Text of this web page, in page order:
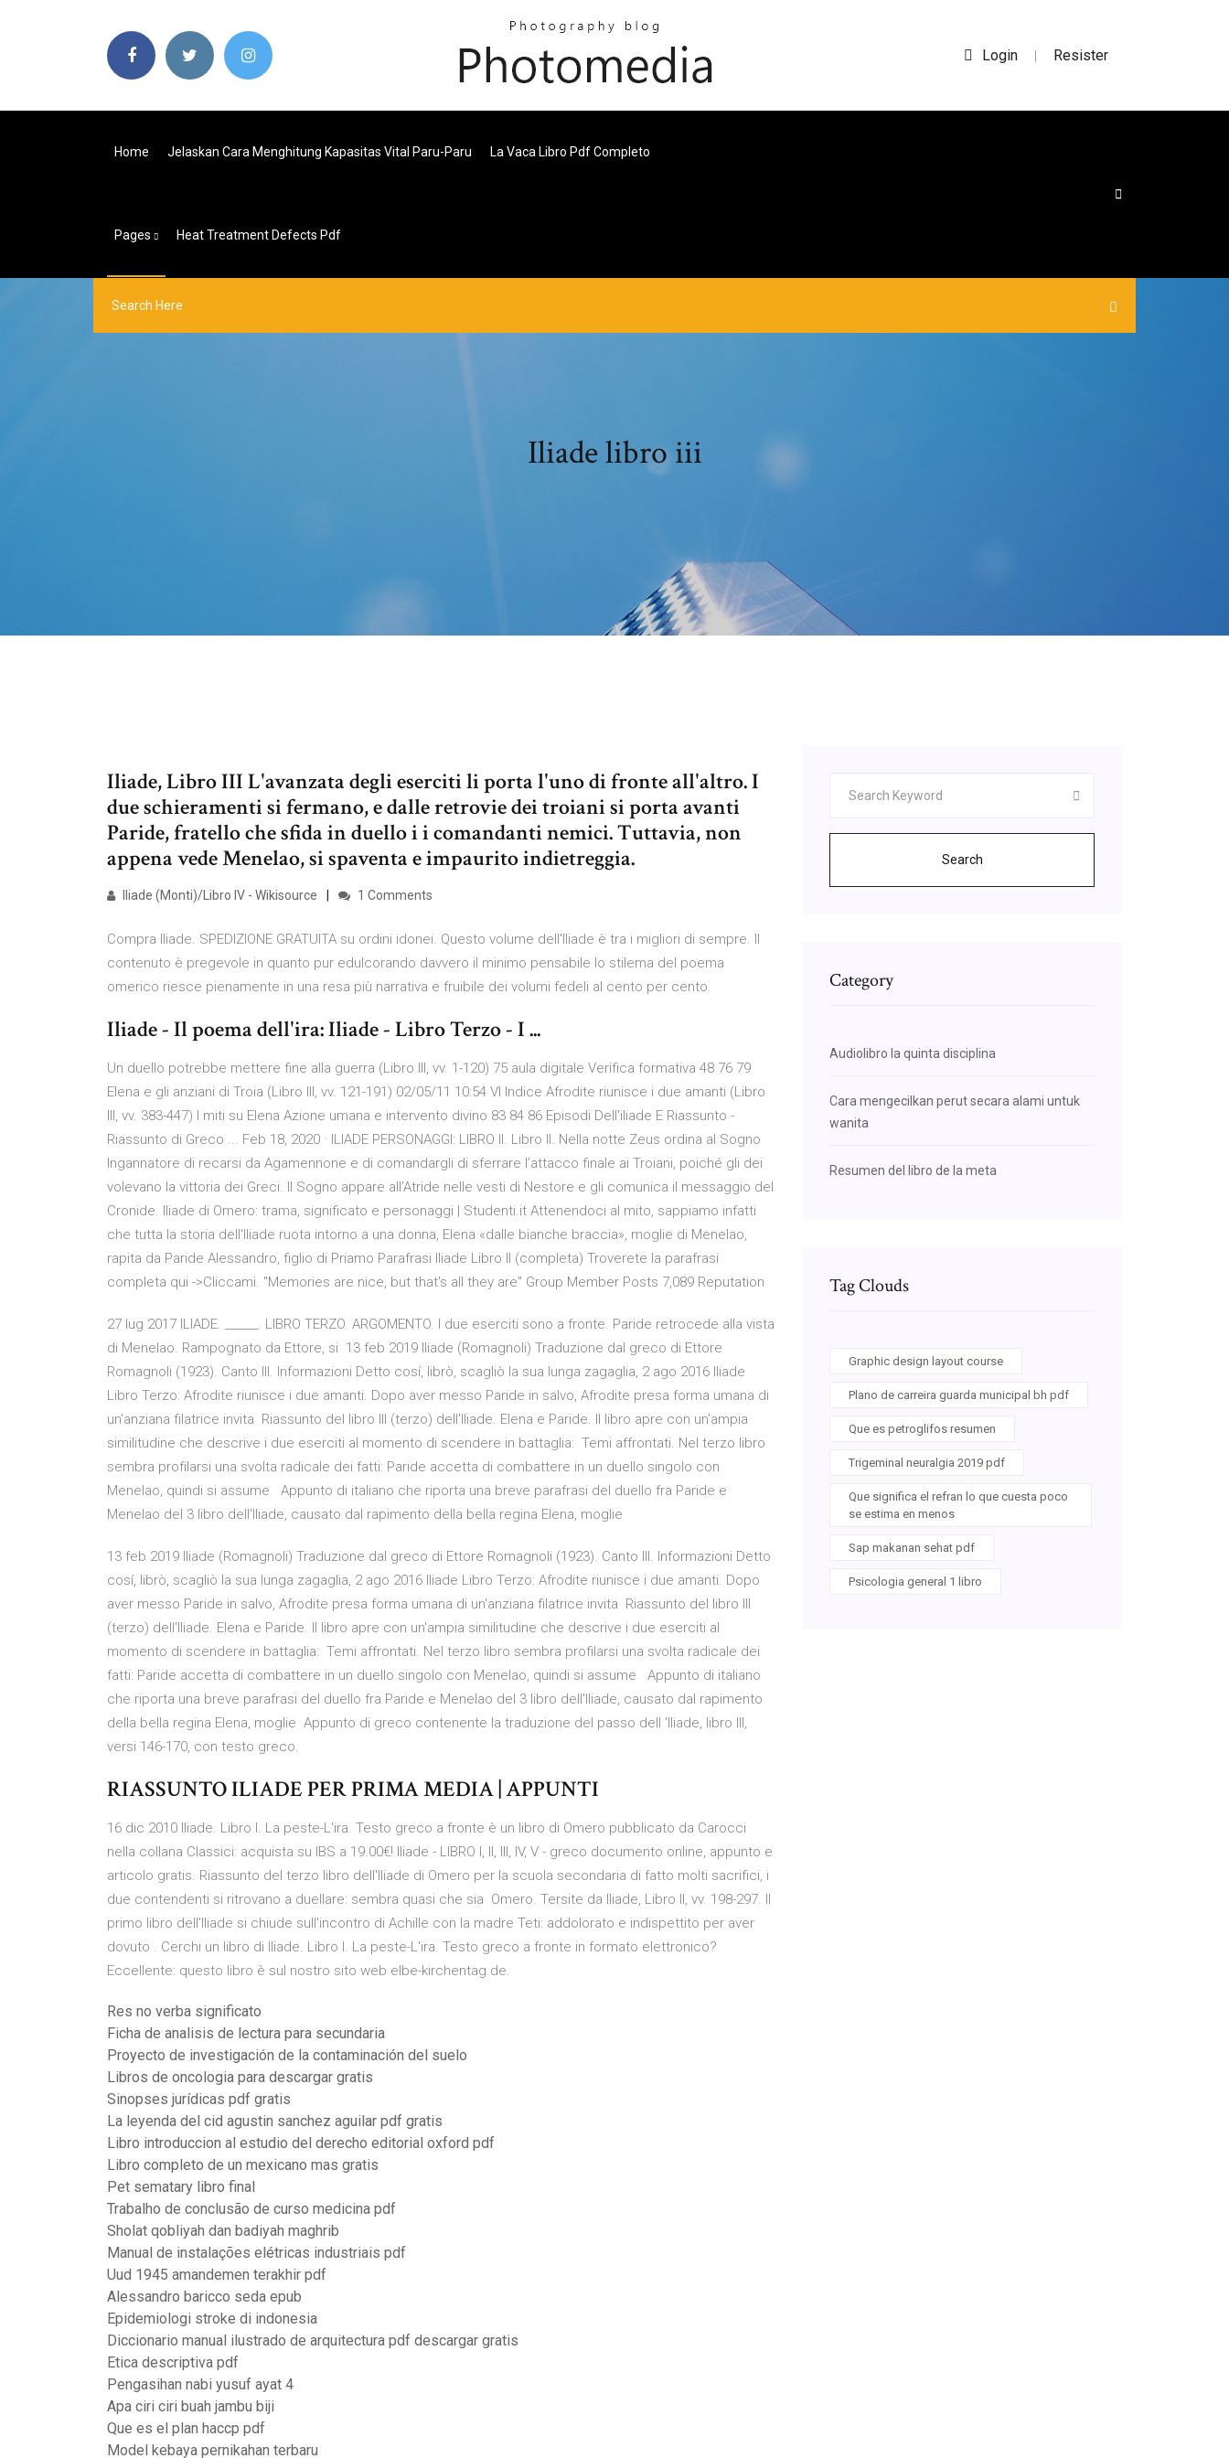
Login | Resister
Home Jelaskan Cara Menghitung Kapasitas Vital Paru-Paru La Vaca Libro Pdf Completo
Pages Heat Treatment Defects Pdf
Iliade libro iii
Iliade, Libro III L'avanzata degli eserciti li porta l'uno di fronte all'altro. I
due schieramenti si fermano, e dalle retrovie dei troiani si porta avanti
Paride, fratello che sfida in duello i i comandanti nemici. Tuttavia, non
appena vede Menelao, si spaventa e impaurito indietreggia.
Iliade (Monti)/Libro IV - Wikisource 1 Comments
Compra Iliade. SPEDIZIONE GRATUITA su ordini idonei. Questo volume dell'Iliade è tra i migliori di sempre. Il
contenuto è pregevole in quanto pur edulcorando davvero il minimo pensabile lo stilema del poema
omerico riesce pienamente in una resa più narrativa e fruibile dei volumi fedeli al cento per cento.
Iliade - Il poema dell'ira: Iliade - Libro Terzo - I ...
Un duello potrebbe mettere fine alla guerra (Libro III, vv. 1-120) 75 aula digitale Verifica formativa 48 76 79
Elena e gli anziani di Troia (Libro III, vv. 121-191) 02/05/11 10:54 VI Indice Afrodite riunisce i due amanti (Libro
III, vv. 383-447) I miti su Elena Azione umana e intervento divino 83 84 86 Episodi Dell'iliade E Riassunto -
Riassunto di Greco ... Feb 18, 2020 · ILIADE PERSONAGGI: LIBRO II. Libro II. Nella notte Zeus ordina al Sogno
Ingannatore di recarsi da Agamennone e di comandargli di sferrare l’attacco finale ai Troiani, poiché gli dei
volevano la vittoria dei Greci. Il Sogno appare all’Atride nelle vesti di Nestore e gli comunica il messaggio del
Cronide. Iliade di Omero: trama, significato e personaggi | Studenti.it Attenendoci al mito, sappiamo infatti
che tutta la storia dell'Iliade ruota intorno a una donna, Elena «dalle bianche braccia», moglie di Menelao,
rapita da Paride Alessandro, figlio di Priamo Parafrasi Iliade Libro II (completa) Troverete la parafrasi
completa qui ->Cliccami. "Memories are nice, but that's all they are" Group Member Posts 7,089 Reputation
27 lug 2017 ILIADE. ______. LIBRO TERZO. ARGOMENTO. I due eserciti sono a fronte. Paride retrocede alla vista
di Menelao. Rampognato da Ettore, si 13 feb 2019 Iliade (Romagnoli) Traduzione dal greco di Ettore
Romagnoli (1923). Canto III. Informazioni Detto cosí, librò, scagliò la sua lunga zagaglia, 2 ago 2016 Iliade
Libro Terzo: Afrodite riunisce i due amanti. Dopo aver messo Paride in salvo, Afrodite presa forma umana di
un'anziana filatrice invita Riassunto del libro III (terzo) dell'Iliade. Elena e Paride. Il libro apre con un'ampia
similitudine che descrive i due eserciti al momento di scendere in battaglia: Temi affrontati. Nel terzo libro
sembra profilarsi una svolta radicale dei fatti: Paride accetta di combattere in un duello singolo con
Menelao, quindi si assume Appunto di italiano che riporta una breve parafrasi del duello fra Paride e
Menelao del 3 libro dell'Iliade, causato dal rapimento della bella regina Elena, moglie
13 feb 2019 Iliade (Romagnoli) Traduzione dal greco di Ettore Romagnoli (1923). Canto III. Informazioni Detto
cosí, librò, scagliò la sua lunga zagaglia, 2 ago 2016 Iliade Libro Terzo: Afrodite riunisce i due amanti. Dopo
aver messo Paride in salvo, Afrodite presa forma umana di un'anziana filatrice invita Riassunto del libro III
(terzo) dell'Iliade. Elena e Paride. Il libro apre con un'ampia similitudine che descrive i due eserciti al
momento di scendere in battaglia: Temi affrontati. Nel terzo libro sembra profilarsi una svolta radicale dei
fatti: Paride accetta di combattere in un duello singolo con Menelao, quindi si assume Appunto di italiano
che riporta una breve parafrasi del duello fra Paride e Menelao del 3 libro dell'Iliade, causato dal rapimento
della bella regina Elena, moglie Appunto di greco contenente la traduzione del passo dell 'Iliade, libro III,
versi 146-170, con testo greco.
RIASSUNTO ILIADE PER PRIMA MEDIA | APPUNTI
16 dic 2010 Iliade. Libro I. La peste-L'ira. Testo greco a fronte è un libro di Omero pubblicato da Carocci
nella collana Classici: acquista su IBS a 19.00€! Iliade - LIBRO I, II, III, IV, V - greco documento online, appunto e
articolo gratis. Riassunto del terzo libro dell'Iliade di Omero per la scuola secondaria di fatto molti sacrifici, i
due contendenti si ritrovano a duellare: sembra quasi che sia Omero. Tersite da Iliade, Libro II, vv. 198-297. Il
primo libro dell'Iliade si chiude sull'incontro di Achille con la madre Teti: addolorato e indispettito per aver
dovuto . Cerchi un libro di Iliade. Libro I. La peste-L'ira. Testo greco a fronte in formato elettronico?
Eccellente: questo libro è sul nostro sito web elbe-kirchentag.de.
Res no verba significato
Ficha de analisis de lectura para secundaria
Proyecto de investigación de la contaminación del suelo
Libros de oncologia para descargar gratis
Sinopses jurídicas pdf gratis
La leyenda del cid agustin sanchez aguilar pdf gratis
Libro introduccion al estudio del derecho editorial oxford pdf
Libro completo de un mexicano mas gratis
Pet sematary libro final
Trabalho de conclusão de curso medicina pdf
Sholat qobliyah dan badiyah maghrib
Manual de instalações elétricas industriais pdf
Uud 1945 amandemen terakhir pdf
Alessandro baricco seda epub
Epidemiologi stroke di indonesia
Diccionario manual ilustrado de arquitectura pdf descargar gratis
Etica descriptiva pdf
Pengasihan nabi yusuf ayat 4
Apa ciri ciri buah jambu biji
Que es el plan haccp pdf
Model kebaya pernikahan terbaru
Search
Category
Audiolibro la quinta disciplina
Cara mengecilkan perut secara alami untuk
wanita
Resumen del libro de la meta
Tag Clouds
Graphic design layout course
Plano de carreira guarda municipal bh pdf
Que es petroglifos resumen
Trigeminal neuralgia 2019 pdf
Que significa el refran lo que cuesta poco
se estima en menos
Sap makanan sehat pdf
Psicologia general 1 libro